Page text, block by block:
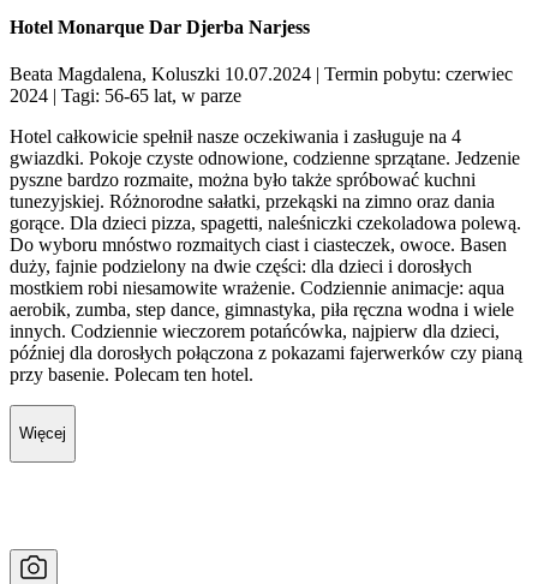
Hotel Monarque Dar Djerba Narjess
Beata Magdalena, Koluszki 10.07.2024 | Termin pobytu: czerwiec
2024 | Tagi: 56-65 lat, w parze
Hotel całkowicie spełnił nasze oczekiwania i zasługuje na 4
gwiazdki. Pokoje czyste odnowione, codzienne sprzątane. Jedzenie
pyszne bardzo rozmaite, można było także spróbować kuchni
tunezyjskiej. Różnorodne sałatki, przekąski na zimno oraz dania
gorące. Dla dzieci pizza, spagetti, naleśniczki czekoladowa polewą.
Do wyboru mnóstwo rozmaitych ciast i ciasteczek, owoce. Basen
duży, fajnie podzielony na dwie części: dla dzieci i dorosłych
mostkiem robi niesamowite wrażenie. Codziennie animacje: aqua
aerobik, zumba, step dance, gimnastyka, piła ręczna wodna i wiele
innych. Codziennie wieczorem potańcówka, najpierw dla dzieci,
później dla dorosłych połączona z pokazami fajerwerków czy pianą
przy basenie. Polecam ten hotel.
Więcej